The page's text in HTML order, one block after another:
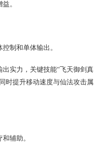
。
制和单体输出。
实力，关键技能“飞天御剑真
时提升移动速度与仙法攻击属
辅助。